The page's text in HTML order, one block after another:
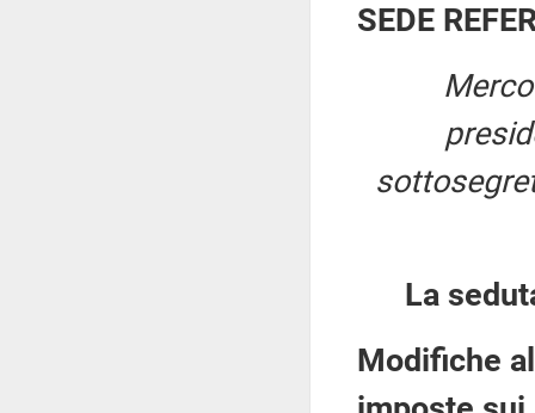
SEDE
La
Modifiche